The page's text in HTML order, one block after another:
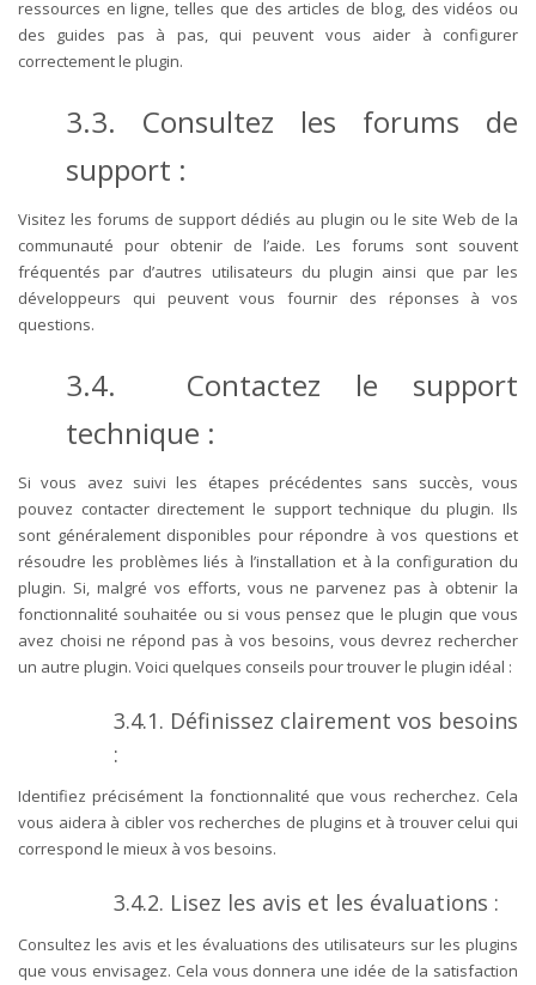
ressources en ligne, telles que des articles de blog, des vidéos ou
des guides pas à pas, qui peuvent vous aider à configurer
correctement le plugin.
3.3. Consultez les forums de
support :
Visitez les forums de support dédiés au plugin ou le site Web de la
communauté pour obtenir de l’aide. Les forums sont souvent
fréquentés par d’autres utilisateurs du plugin ainsi que par les
développeurs qui peuvent vous fournir des réponses à vos
questions.
3.4. Contactez le support
technique :
Si vous avez suivi les étapes précédentes sans succès, vous
pouvez contacter directement le support technique du plugin. Ils
sont généralement disponibles pour répondre à vos questions et
résoudre les problèmes liés à l’installation et à la configuration du
plugin. Si, malgré vos efforts, vous ne parvenez pas à obtenir la
fonctionnalité souhaitée ou si vous pensez que le plugin que vous
avez choisi ne répond pas à vos besoins, vous devrez rechercher
un autre plugin. Voici quelques conseils pour trouver le plugin idéal :
3.4.1. Définissez clairement vos besoins
:
Identifiez précisément la fonctionnalité que vous recherchez. Cela
vous aidera à cibler vos recherches de plugins et à trouver celui qui
correspond le mieux à vos besoins.
3.4.2. Lisez les avis et les évaluations :
Consultez les avis et les évaluations des utilisateurs sur les plugins
que vous envisagez. Cela vous donnera une idée de la satisfaction